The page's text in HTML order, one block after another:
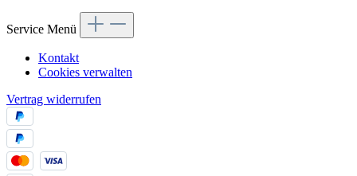
Service Menü
Kontakt
Cookies verwalten
Vertrag widerrufen